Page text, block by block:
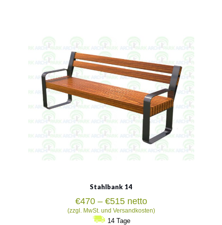
Siehe mehr
Stahlbank 14
€470 – €515Preisspanne:
€470
bis
netto
(zzgl. MwSt. und Versandkosten)
14 Tage